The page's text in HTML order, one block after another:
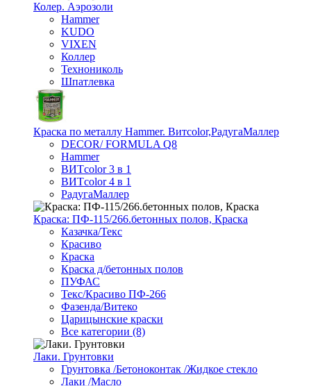
Колер. Аэрозоли
Hammer
KUDO
VIXEN
Коллер
Технониколь
Шпатлевка
Краска по металлу Hammer. Витcolor,РадугаМаллер
DECOR/ FORMULA Q8
Hammer
ВИТcolor 3 в 1
ВИТcolor 4 в 1
РадугаМаллер
Краска: ПФ-115/266.бетонных полов, Краска
Казачка/Текс
Красиво
Краска
Краска д/бетонных полов
ПУФАС
Текс/Красиво ПФ-266
Фазенда/Витеко
Царицынские краски
Все категории (8)
Лаки. Грунтовки
Грунтовка /Бетоноконтак /Жидкое стекло
Лаки /Масло